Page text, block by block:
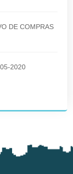
DE COMPRAS
05-2020